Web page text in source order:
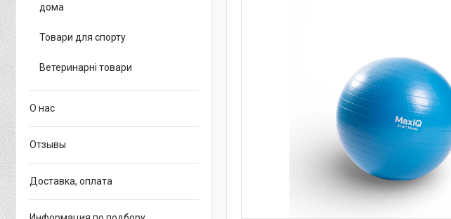
дома
Товари для спорту
Ветеринарні товари
О нас
Отзывы
Доставка, оплата